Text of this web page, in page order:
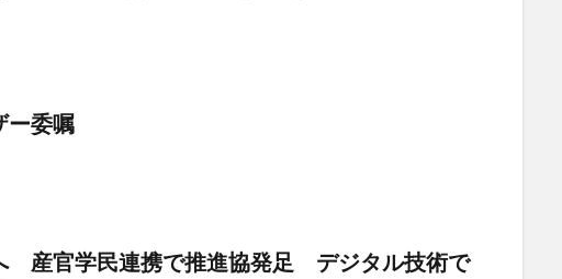
ー委嘱
産官学民連携で推進協発足 デジタル技術で